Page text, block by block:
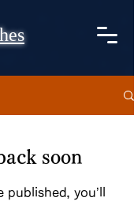
soon
you’ll